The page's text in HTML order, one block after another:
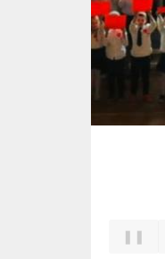
❚❚